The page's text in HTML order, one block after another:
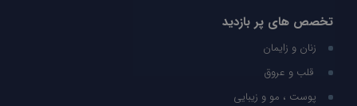
تخصص های پر بازدید
زنان و زایمان
قلب و عروق
پوست ، مو و زیبایی